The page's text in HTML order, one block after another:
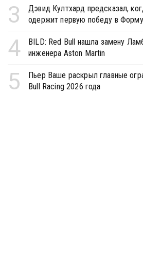
3
Дэвид Култхард предсказал,
одержит первую победу в
4
BILD: Red Bull нашла замену
инженера Aston Martin
5
Пьер Ваше раскрыл главные
Bull Racing 2026 года